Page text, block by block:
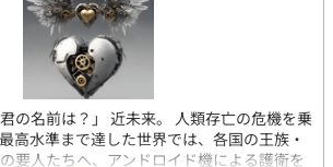
の名前は？」 近未来。 人類存亡の危機を乗
高水準まで達した世界では、各国の王族・
要人たちへ、アンドロイド機による護衛を